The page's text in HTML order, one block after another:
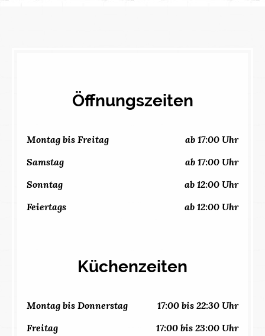
Öffnungszeiten
Montag bis Freitag ab 17:00 Uhr
Samstag ab 17:00 Uhr
Sonntag ab 12:00 Uhr
Feiertags ab 12:00 Uhr
Küchenzeiten
Montag bis Donnerstag 17:00 bis 22:30 Uhr
Freitag 17:00 bis 23:00 Uhr